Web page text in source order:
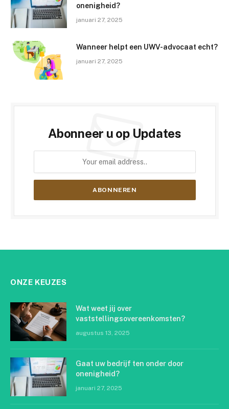
onenigheid?
januari 27, 2025
Wanneer helpt een UWV-advocaat echt?
januari 27, 2025
Abonneer u op Updates
ONZE KEUZES
Wat weet jij over
vaststellingsovereenkomsten?
augustus 13, 2025
Gaat uw bedrijf ten onder door
onenigheid?
januari 27, 2025